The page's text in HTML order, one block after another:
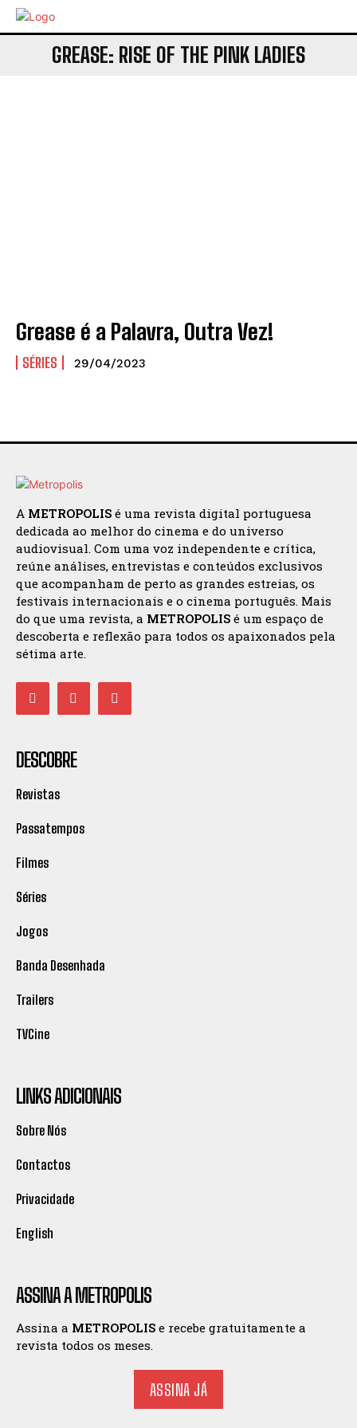
GREASE: RISE OF THE PINK LADIES
Grease é a Palavra, Outra Vez!
SÉRIES 29/04/2023
A METROPOLIS é uma revista digital portuguesa
dedicada ao melhor do cinema e do universo
audiovisual. Com uma voz independente e crítica,
reúne análises, entrevistas e conteúdos exclusivos
que acompanham de perto as grandes estreias, os
festivais internacionais e o cinema português. Mais
do que uma revista, a METROPOLIS é um espaço de
descoberta e reflexão para todos os apaixonados pela
sétima arte.
DESCOBRE
Revistas
Passatempos
Filmes
Séries
Jogos
Banda Desenhada
Trailers
TVCine
LINKS ADICIONAIS
Sobre Nós
Contactos
Privacidade
English
ASSINA A METROPOLIS
Assina a METROPOLIS e recebe gratuitamente a
revista todos os meses.
ASSINA JÁ